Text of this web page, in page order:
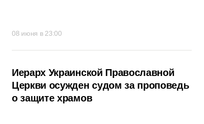
08 июня в 23:00
Иерарх Украинской Православной
Церкви осужден судом за проповедь
о защите храмов